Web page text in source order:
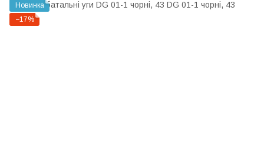
Новинка
−17%